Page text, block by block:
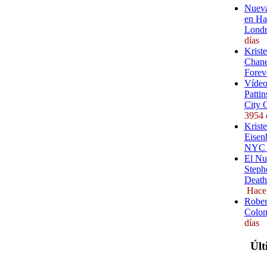
en
días
City
3954
NYC
El
días